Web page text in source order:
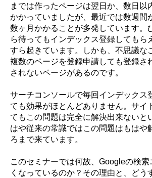
までは作ったページは翌日か、数日以
かかっていましたが、最近では数週間
数ヶ月かかることが多発しています。
ら待ってもインデックス登録してもら
すら起きています。しかも、不思議な
複数のページを登録申請しても登録さ
されないページがあるのです。
サーチコンソールで毎回インデックス
ても効果がほとんどありません。サイ
てもこの問題は完全に解決出来ないと
はや従来の常識ではこの問題はもはや
ろまで来ています。
このセミナーでは何故、Googleの検
くなっているのか？その理由と、どう